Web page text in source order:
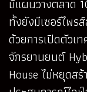
มีแผนวางตลาด
ทั้งยังมีเซอร์ไพร
ด้วยการเปิดตัวเ
จักรยานยนต์
House ไม่หยุดส